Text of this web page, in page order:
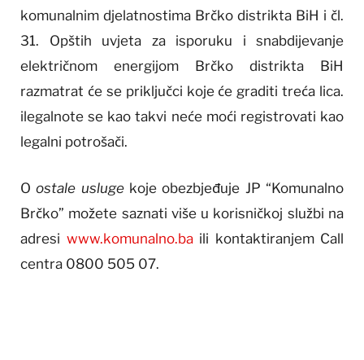
komunalnim djelatnostima Brčko distrikta BiH i čl.
31. Opštih uvjeta za isporuku i snabdijevanje
električnom energijom Brčko distrikta BiH
razmatrat će se priključci koje će graditi treća lica.
ilegalnote se kao takvi neće moći registrovati kao
legalni potrošači.
Oostale uslugekoje obezbjeđuje JP “Komunalno
Brčko” možete saznati više u korisničkoj službi na
adresi www.komunalno.baili kontaktiranjem Call
centra 0800 505 07.